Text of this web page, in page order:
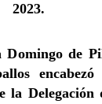
2023.
de
encabezó
la